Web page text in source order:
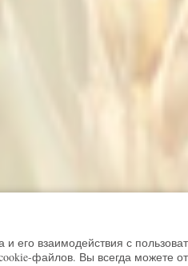
и его взаимодействия с
файлов. Вы всегда можете